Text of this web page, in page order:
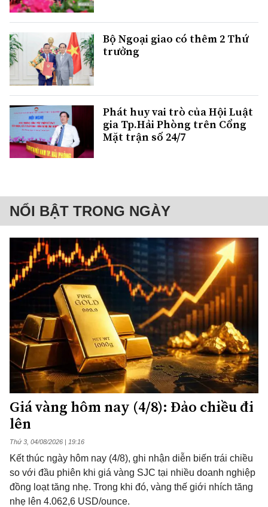
Bộ Ngoại giao có thêm 2 Thứ
trưởng
Phát huy vai trò của Hội Luật
gia Tp.Hải Phòng trên Cổng
Mặt trận số 24/7
NỔI BẬT TRONG NGÀY
Giá vàng hôm nay (4/8): Đảo chiều đi
lên
Thứ 3, 04/08/2026 | 19:16
Kết thúc ngày hôm nay (4/8), ghi nhận diễn biến trái chiều
so với đầu phiên khi giá vàng SJC tại nhiều doanh nghiệp
đồng loạt tăng nhẹ. Trong khi đó, vàng thế giới nhích tăng
nhẹ lên 4.062,6 USD/ounce.